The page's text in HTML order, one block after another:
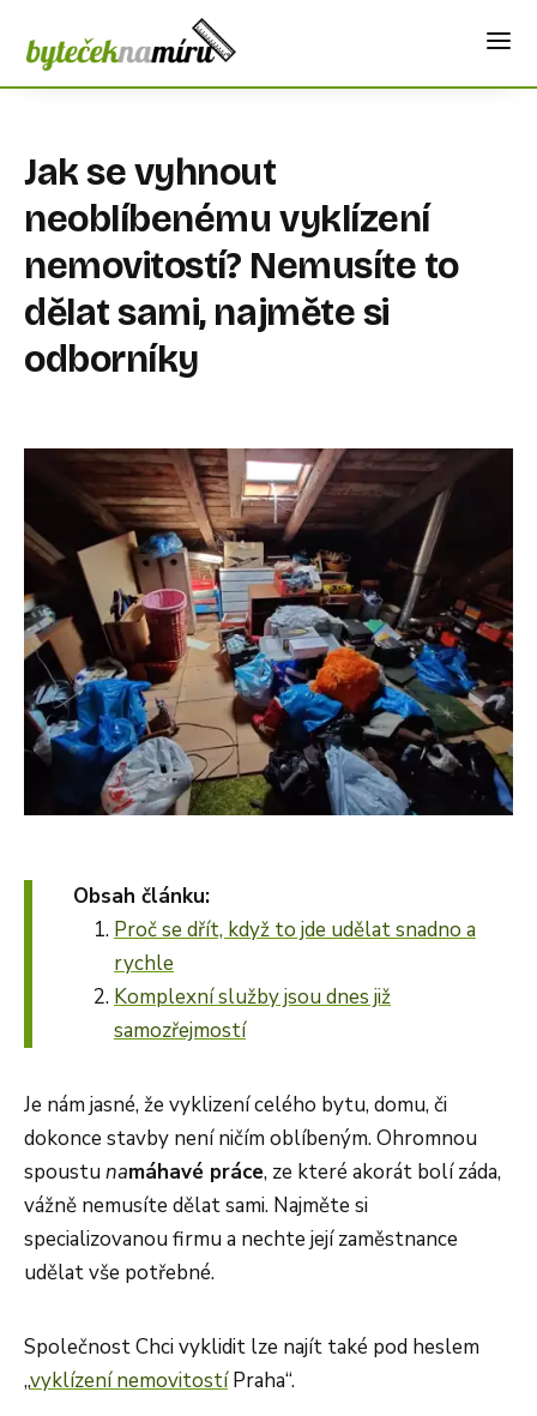
Jak se vyhnout
neoblíbenému vyklízení
nemovitostí? Nemusíte to
dělat sami, najměte si
odborníky
Obsah článku:
Proč se dřít, když to jde udělat snadno a
rychle
Komplexní služby jsou dnes již
samozřejmostí
Je nám jasné, že vyklizení celého bytu, domu, či
dokonce stavby není ničím oblíbeným. Ohromnou
spoustu namáhavé práce, ze které akorát bolí záda,
vážně nemusíte dělat sami. Najměte si
specializovanou firmu a nechte její zaměstnance
udělat vše potřebné.
Společnost Chci vyklidit lze najít také pod heslem
„vyklízenínemovitostíPraha“.